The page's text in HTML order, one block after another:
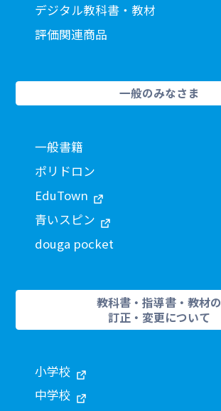
デジタル教科書・教材
評価関連商品
一般のみなさま
一般書籍
ポリドロン
EduTown
青いスピン
douga pocket
教科書・指導書・教材の
訂正・変更について
小学校
中学校